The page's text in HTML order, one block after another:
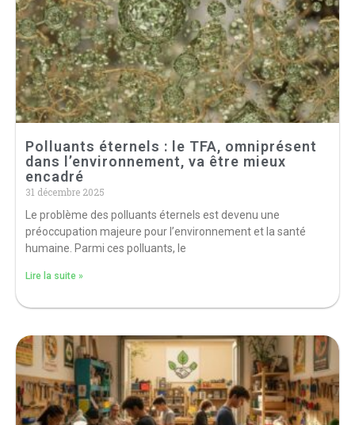
Polluants éternels : le TFA, omniprésent
dans l’environnement, va être mieux
encadré
31 décembre 2025
Le problème des polluants éternels est devenu une
préoccupation majeure pour l’environnement et la santé
humaine. Parmi ces polluants, le
Lire la suite »